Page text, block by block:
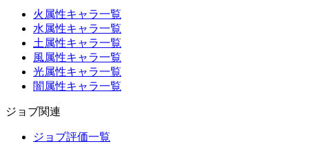
火属性キャラ一覧
水属性キャラ一覧
土属性キャラ一覧
風属性キャラ一覧
光属性キャラ一覧
闇属性キャラ一覧
ジョブ関連
ジョブ評価一覧